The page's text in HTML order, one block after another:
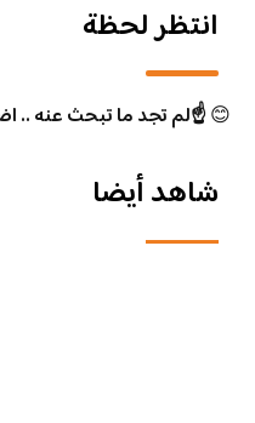
انتظر لحظة
😊☝️لم تجد ما تبحث عنه ..
شاهد أيضا